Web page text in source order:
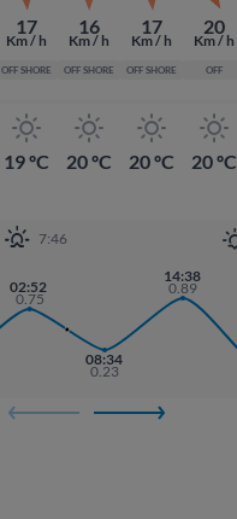
17
Km / h
OFF SHORE
19 ºC
16
Km / h
OFF SHORE
20 ºC
17
Km / h
OFF SHORE
20 ºC
20
Km / h
OFF
20 ºC
7:46
02:52
0.75
08:34
0.23
14:38
0.89